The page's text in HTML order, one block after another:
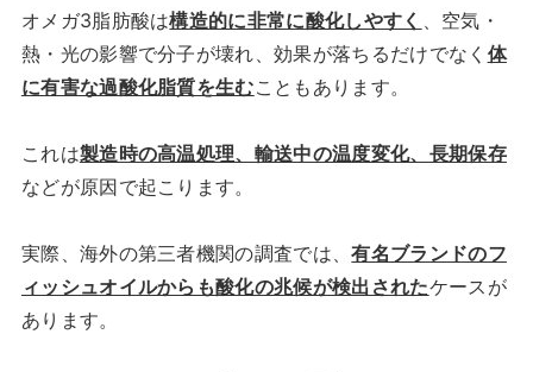
オメガ3脂肪酸は構造的に非常に酸化しやすく 、空気・
熱・光の影響で分子が壊れ、効果が落ちるだけでなく 体
に有害な過酸化脂質を生むこともあります。
これは製造時の高温処理、輸送中の温度変化、長期保存
などが原因で起こります。
実際、海外の第三者機関の調査では、有名ブランドのフ
ィッシュオイルからも酸化の兆候が検出されたケースが
あります。